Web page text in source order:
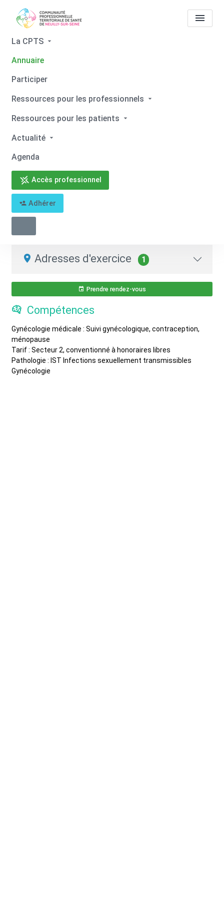
La CPTS
Annuaire
Participer
Ressources pour les professionnels
Ressources pour les patients
Actualité
Agenda
Accès professionnel
Adhérer
Tous les professionnels de
santé
Célia SELLAM
Tous les professionnels de santé
Retour
Célia SELLAM
Adresses d'exercice 1
Prendre rendez-vous
Compétences
Gynécologie médicale : Suivi gynécologique, contraception,
ménopause
Tarif : Secteur 2, conventionné à honoraires libres
Pathologie : IST Infections sexuellement transmissibles
Gynécologie